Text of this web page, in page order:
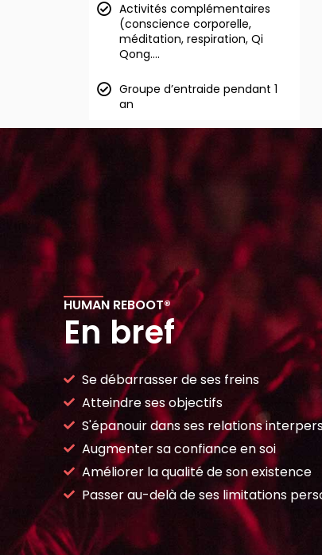
Activités complémentaires
(conscience corporelle,
méditation, respiration, Qi
Qong….
Groupe d’entraide pendant 1
an
HUMAN REBOOT®
En bref
Se débarrasser de ses freins
Atteindre ses objectifs
S'épanouir dans ses relations
Augmenter sa confiance en soi
Améliorer la qualité de son existence
Passer au-delà de ses limitations